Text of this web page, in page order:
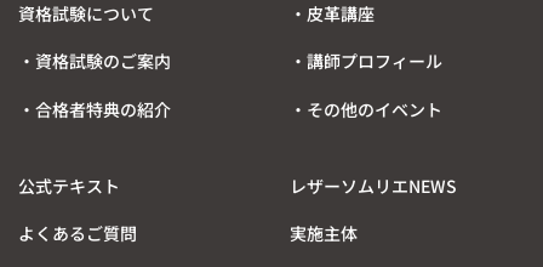
資格試験について
・資格試験のご案内
・合格者特典の紹介
・皮革講座
・講師プロフィール
・その他のイベント
公式テキスト
よくあるご質問
レザーソムリエNEWS
実施主体